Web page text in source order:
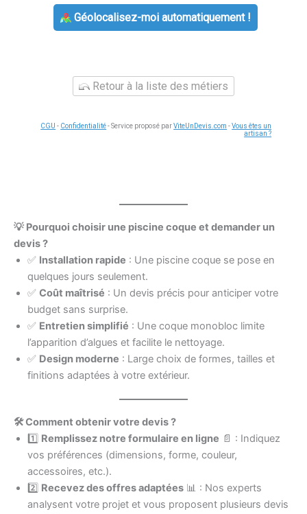
Géolocalisez-moi automatiquement !
Retour à la liste des métiers
CGU - Confidentialité- Service proposé parViteUnDevis.com -Vous êtes un
artisan ?
💡 Pourquoi choisir une piscine coque et demander un
devis ?
✅ Installation rapide : Une piscine coque se pose en
quelques jours seulement.
✅ Coût maîtrisé : Un devis précis pour anticiper votre
budget sans surprise.
✅ Entretien simplifié : Une coque monobloc limite
l’apparition d’algues et facilite le nettoyage.
✅ Design moderne : Large choix de formes, tailles et
finitions adaptées à votre extérieur.
🛠️ Comment obtenir votre devis ?
1️⃣ Remplissez notre formulaire en ligne 📄 : Indiquez
vos préférences (dimensions, forme, couleur,
accessoires, etc.).
2️⃣ Recevez des offres adaptées 📊 : Nos experts
analysent votre projet et vous proposent plusieurs devis